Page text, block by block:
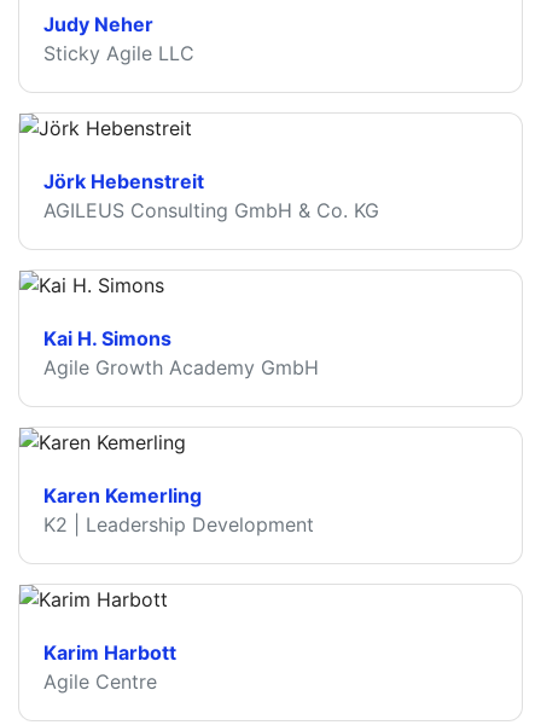
Judy Neher
Sticky Agile LLC
Jörk Hebenstreit
AGILEUS Consulting GmbH & Co. KG
Kai H. Simons
Agile Growth Academy GmbH
Karen Kemerling
K2 | Leadership Development
Karim Harbott
Agile Centre